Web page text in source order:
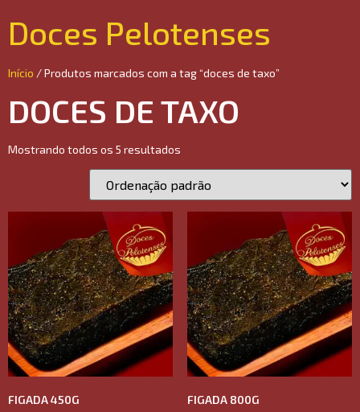
Doces Pelotenses
Início / Produtos marcados com a tag “doces de taxo”
DOCES DE TAXO
Mostrando todos os 5 resultados
FIGADA 450G FIGADA 800G